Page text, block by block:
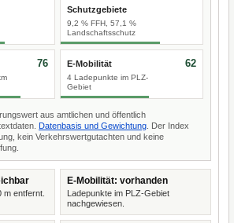
Schutzgebiete
9,2 % FFH, 57,1 %
Landschaftsschutz
76 E-Mobilität
4 Ladepunkte im PLZ-
Gebiet
62
aus amtlichen und öffentlich
Datenbasis und Gewichtung . Der Index
kein Verkehrswertgutachten und keine
m entfernt.
E-Mobilität: vorhanden
Ladepunkte im PLZ-Gebiet
nachgewiesen.